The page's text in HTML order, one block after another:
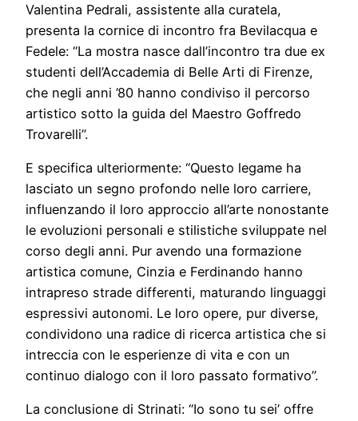
Valentina Pedrali, assistente alla curatela,
presenta la cornice di incontro fra Bevilacqua e
Fedele: “La mostra nasce dall’incontro tra due ex
studenti dell’Accademia di Belle Arti di Firenze,
che negli anni ’80 hanno condiviso il percorso
artistico sotto la guida del Maestro Goffredo
Trovarelli”.
E specifica ulteriormente: “Questo legame ha
lasciato un segno profondo nelle loro carriere,
influenzando il loro approccio all’arte nonostante
le evoluzioni personali e stilistiche sviluppate nel
corso degli anni. Pur avendo una formazione
artistica comune, Cinzia e Ferdinando hanno
intrapreso strade differenti, maturando linguaggi
espressivi autonomi. Le loro opere, pur diverse,
condividono una radice di ricerca artistica che si
intreccia con le esperienze di vita e con un
continuo dialogo con il loro passato formativo”.
La conclusione di Strinati: “Io sono tu sei’ offre